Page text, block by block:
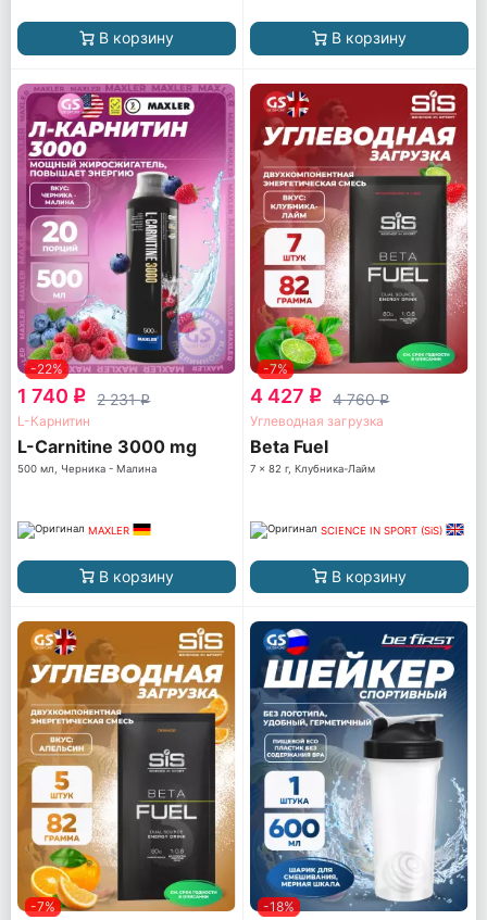
В корзину В корзину
-22%
1 740 q 2 231q
L-Карнитин
L-Carnitine 3000 mg
500 мл, Черника - Малина
MAXLER
В корзину
-7%
4 427 q 4 760q
Углеводная загрузка
Beta Fuel
7 x 82 г, Клубника-Лайм
SCIENCE IN SPORT (SiS)
В корзину
-7% -18%